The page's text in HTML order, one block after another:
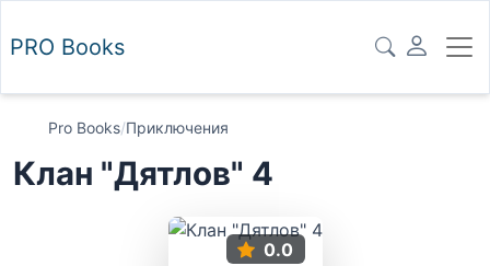
PRO Books
Pro Books/Приключения
Клан "Дятлов" 4
0.0